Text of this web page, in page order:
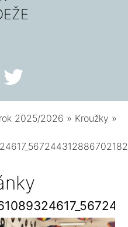
2025/2026 » Kroužky »